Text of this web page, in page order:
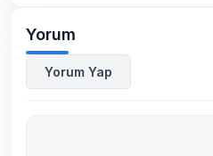
Yorum
Yorum Yap